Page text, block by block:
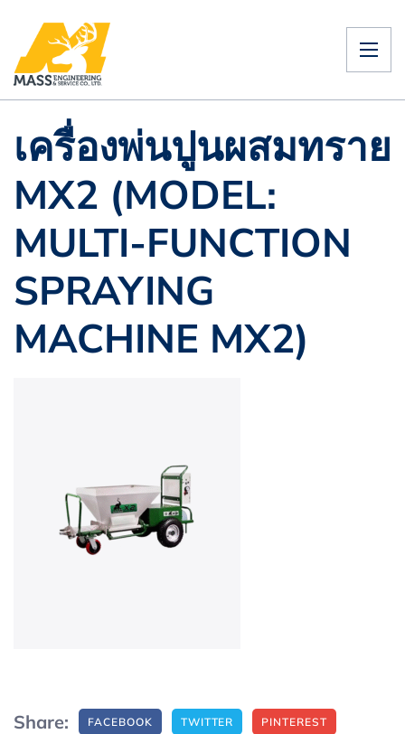
เครื่องพ่นปูนผสมทราย
MX2 (MODEL:
MULTI-FUNCTION
SPRAYING
MACHINE MX2)
Share: FACEBOOK TWITTER
PINTEREST